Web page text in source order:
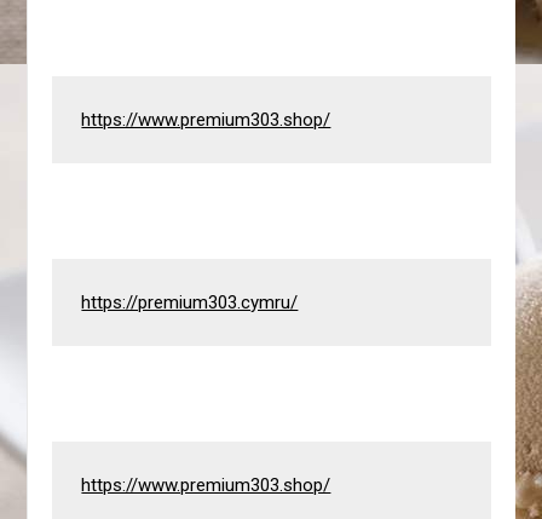
https://www.premium303.shop/
https://premium303.cymru/
https://www.premium303.shop/